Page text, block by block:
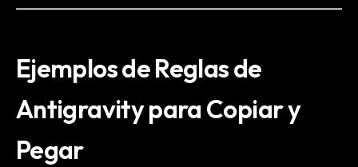
Ejemplos de Reglas de
Antigravity para Copiar y
Pegar